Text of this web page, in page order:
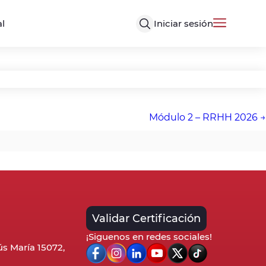
Iniciar sesión
Módulo 2 – RRHH 2026
María 15072,
Validar Certificación
¡Siguenos en redes sociales!